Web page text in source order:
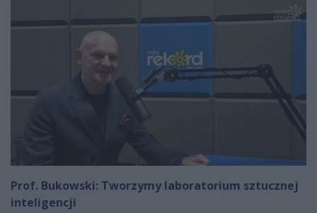
Prof. Bukowski: Tworzymy laboratorium sztucznej
inteligencji